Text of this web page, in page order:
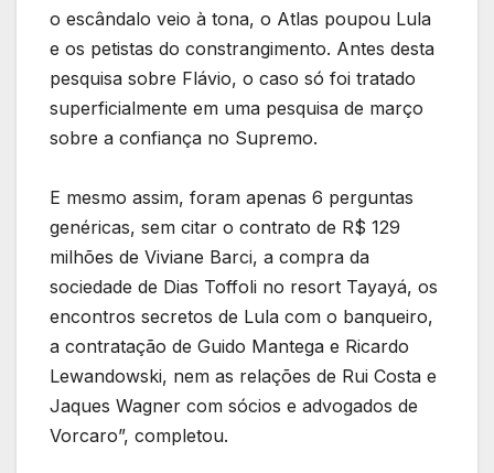
o escândalo veio à tona, o Atlas poupou Lula
e os petistas do constrangimento. Antes desta
pesquisa sobre Flávio, o caso só foi tratado
superficialmente em uma pesquisa de março
sobre a confiança no Supremo.
E mesmo assim, foram apenas 6 perguntas
genéricas, sem citar o contrato de R$ 129
milhões de Viviane Barci, a compra da
sociedade de Dias Toffoli no resort Tayayá, os
encontros secretos de Lula com o banqueiro,
a contratação de Guido Mantega e Ricardo
Lewandowski, nem as relações de Rui Costa e
Jaques Wagner com sócios e advogados de
Vorcaro”, completou.